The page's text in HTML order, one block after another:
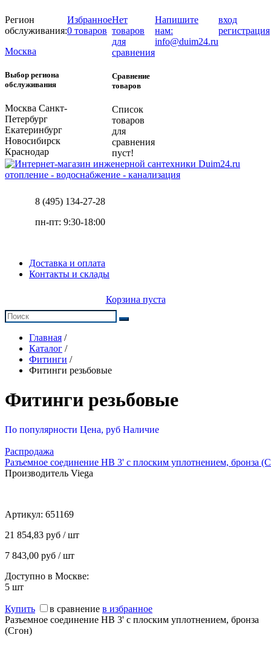
Регион
обслуживания:
Москва
Выбор региона
обслуживания
Москва Санкт-
Петербург
Екатеринбург
Новосибирск
Краснодар
Избранное
0 товаров
Нет
товаров
для
сравнения
Сравнение
товаров
Список
товаров
для
сравнения
пуст!
Напишите
нам:
info@duim24.ru
вход
регистрация
отопление - водоснабжение - канализация
8 (495) 134-27-28
пн-пт: 9:30-18:00
Доставка и оплата
Контакты и склады
Корзина пуста
Главная /
Каталог /
Фитинги /
Фитинги резьбовые
Фитинги резьбовые
По популярности Цена, руб Наличие
Распродажа
Разъемное соединение НВ 3' с плоским уплотнением, бронза
Производитель Viega
Артикул: 651169
21 854,83 руб / шт
7 843,00 руб / шт
Доступно в Москве:
5 шт
Купить в сравнение в избранное
Разъемное соединение НВ 3' с плоским уплотнением, бронза
(Сгон)